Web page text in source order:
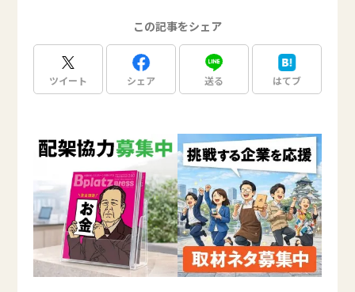
この記事をシェア
ツイート シェア 送る はてブ